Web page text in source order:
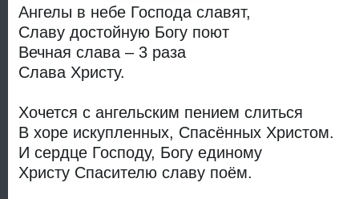
Ангелы в небе Господа славят,
Славу достойную Богу поют
Вечная слава – 3 раза
Слава Христу.
Хочется с ангельским пением слиться
В хоре искупленных, Спасённых Христом.
И сердце Господу, Богу единому
Христу Спасителю славу поём.